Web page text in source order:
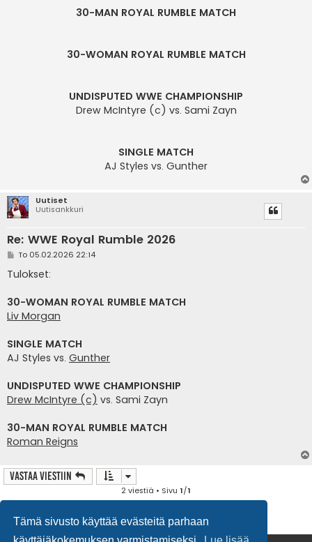
Tämä sivusto käyttää evästeitä parhaan
30-MAN ROYAL RUMBLE MATCH
30-WOMAN ROYAL RUMBLE MATCH
UNDISPUTED WWE CHAMPIONSHIP
Drew McIntyre (c) vs. Sami Zayn
SINGLE MATCH
AJ Styles vs. Gunther
Uutiset
Uutisankkuri
Re: WWE Royal Rumble 2026
V
e
s
i
To 05.02.2026 22:14
Tulokset:
30-WOMAN ROYAL RUMBLE MATCH
Liv Morgan
SINGLE MATCH
AJ Styles vs. Gunther
UNDISPUTED WWE CHAMPIONSHIP
Drew McIntyre (c) vs. Sami Zayn
30-MAN ROYAL RUMBLE MATCH
Roman Reigns
Vastaa Viestiin
2 viestiä • Sivu 1/1